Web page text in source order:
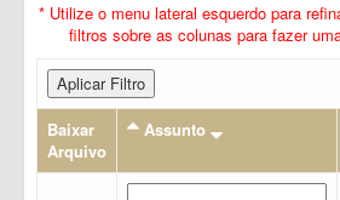
* Utilize o menu lateral esquerdo para
filtros sobre as colunas para fazer
Aplicar Filtro
Baixar
Arquivo
Assunto